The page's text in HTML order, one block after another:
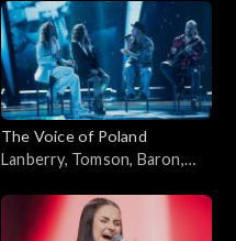
Przesłuchania w ciemno, 28
września 2024
The Voice of Poland
Lanberry, Tomson, Baron,
„Nieśmiertelni”